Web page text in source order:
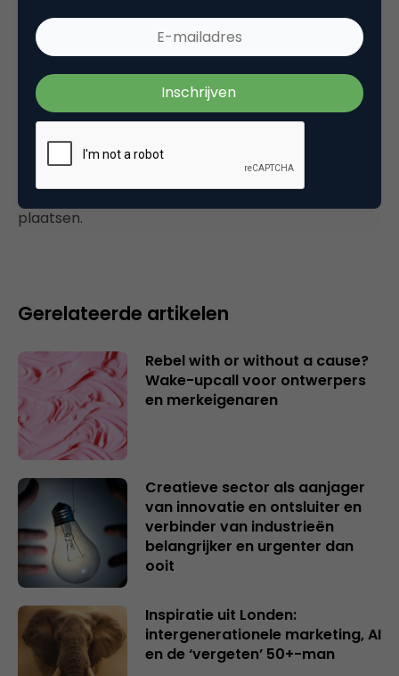
Categorie
Commerce
Plaats reactie
Je moetingelogd zijn opom een reactie te
plaatsen.
Gerelateerde artikelen
Rebel with or without a cause?
Wake-upcall voor ontwerpers
en merkeigenaren
Creatieve sector als aanjager
van innovatie en ontsluiter en
verbinder van industrieën
belangrijker en urgenter dan
ooit
Inspiratie uit Londen:
intergenerationele marketing, AI
en de ‘vergeten’ 50+-man